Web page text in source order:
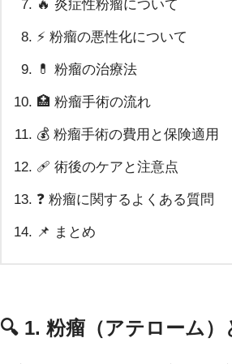
🔥 炎症性粉瘤について
⚡ 粉瘤の悪性化について
💊 粉瘤の治療法
🏥 粉瘤手術の流れ
💰 粉瘤手術の費用と保険適用
🩹 術後のケアと注意点
❓ 粉瘤に関するよくある質問
📌 まとめ
🔍 1. 粉瘤（アテローム）